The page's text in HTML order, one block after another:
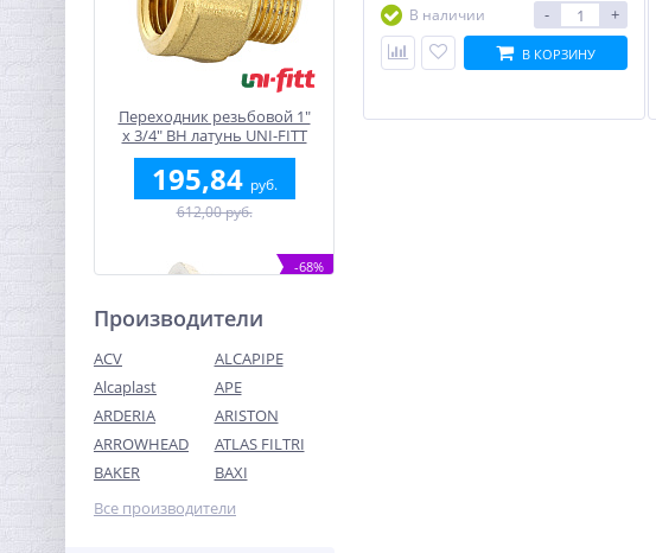
Переходник резьбовой 1"
х 3/4" ВН латунь UNI-FITT
195,84 руб.
612,00 руб.
-68%
Переходник резьбовой
1/2" х 3/8" ВН никель UNI-
FITT
138,56
Производители
ACV
ALCAPIPE
Alcaplast
APE
ARDERIA
ARISTON
ARROWHEAD
ATLAS FILTRI
BAKER
BAXI
Все производители
В наличии
- +
В КОРЗИНУ